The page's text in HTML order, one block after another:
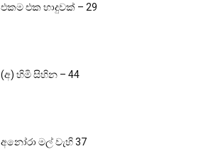
එකම එක හාදුවක් – 29
(අ) හිමි සිහින – 44
අනෝරා මල් වැහි 37